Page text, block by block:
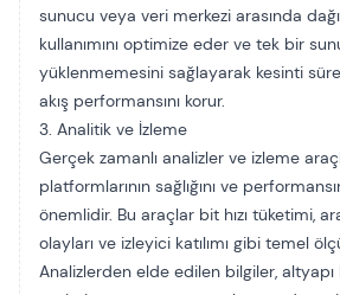
sunucu veya veri merkezi arasında
kullanımını optimize eder ve tek bir
yüklenmemesini sağlayarak kesinti
akış performansını korur.
3. Analitik ve İzleme
Gerçek zamanlı analizler ve izleme
platformlarının sağlığını ve
önemlidir. Bu araçlar bit hızı tüketimi,
olayları ve izleyici katılımı gibi temel
Analizlerden elde edilen bilgiler, altyapı